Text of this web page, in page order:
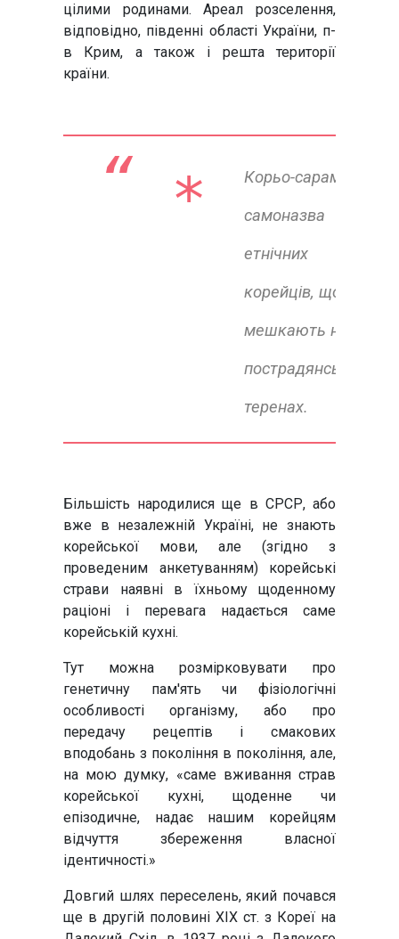
цілими родинами. Ареал розселення,
відповідно, південні області України, п-
в Крим, а також і решта території
країни.
*
Корьо-сарам -
самоназва
етнічних
корейців, що
мешкають на
пострадянських
теренах.
Більшість народилися ще в СРСР, або
вже в незалежній Україні, не знають
корейської мови, але (згідно з
проведеним анкетуванням) корейські
страви наявні в їхньому щоденному
раціоні і перевага надається саме
корейській кухні.
Тут можна розмірковувати про
генетичну пам'ять чи фізіологічні
особливості організму, або про
передачу рецептів і смакових
вподобань з покоління в покоління, але,
на мою думку, «саме вживання страв
корейської кухні, щоденне чи
епізодичне, надає нашим корейцям
відчуття збереження власної
ідентичності.»
Довгий шлях переселень, який почався
ще в другій половині ХІХ ст. з Кореї на